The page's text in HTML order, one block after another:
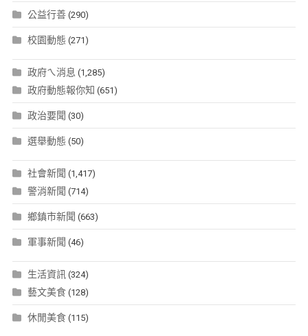
公益行善(290)
校園動態 (271)
政府ㄟ消息 (1,285)
政府動態報你知 (651)
政治要聞 (30)
選舉動態 (50)
社會新聞 (1,417)
警消新聞 (714)
鄉鎮市新聞 (663)
軍事新聞 (46)
生活資訊 (324)
藝文美食(128)
休閒美食(115)